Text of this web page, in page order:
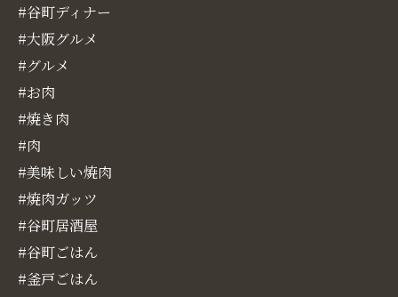
#谷町ディナー
#大阪グルメ
#グルメ
#お肉
#焼き肉
#肉
#美味しい焼肉
#焼肉ガッツ
#谷町居酒屋
#谷町ごはん
#釜戸ごはん